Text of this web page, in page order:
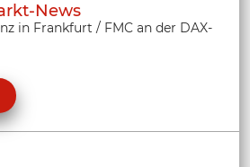
News
in Frankfurt / FMC an der DAX-